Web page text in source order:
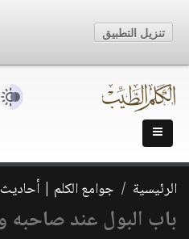
الرئيسية جوامع الكلم |
باب البول عند صاحبه
تنزيل التطبيق